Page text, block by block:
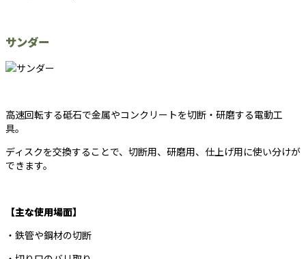
サンダー
高速回転する砥石で金属やコンクリートを切断・研磨する電動工
具。
ディスクを交換することで、切断用、研磨用、仕上げ用に使い分けが
できます。
【主な使用場面】
・鉄管や鋼材の切断